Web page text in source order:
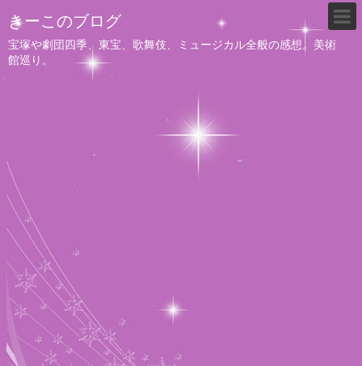
きーこのブログ
宝塚や劇団四季、東宝、歌舞伎、ミュージカル全般の感想。美術
館巡り。